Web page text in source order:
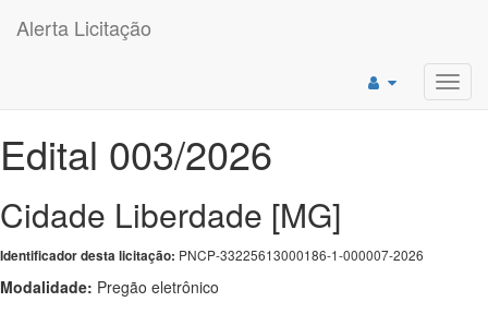
Alerta Licitação
Edital 003/2026
Cidade Liberdade [MG]
Identificador desta licitação: PNCP-33225613000186-1-000007-2026
Modalidade: Pregão eletrônico